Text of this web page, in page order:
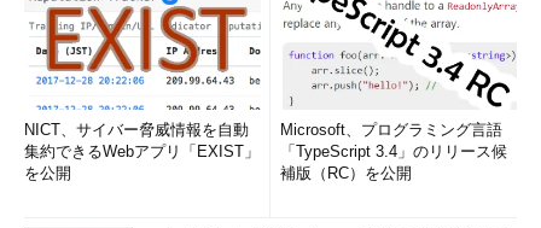
NICT、サイバー脅威情報を自動
集約できるWebアプリ「EXIST」
を公開
Microsoft、プログラミング言語
「TypeScript 3.4」のリリース候
補版（RC）を公開